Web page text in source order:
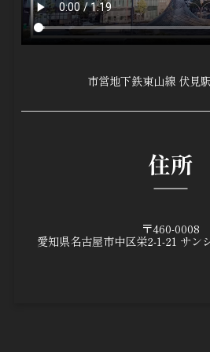
市営地下鉄東山線 伏見
住所
〒460-0008
愛知県名古屋市中区栄2-1-21 サン